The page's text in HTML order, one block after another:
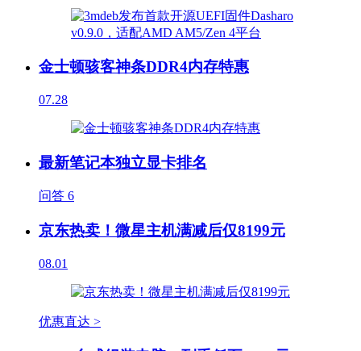
金士顿骇客神条DDR4内存特惠
07.28
最新笔记本独立显卡排名
问答 6
京东热卖！微星主机满减后仅8199元
08.01
优惠直达 >